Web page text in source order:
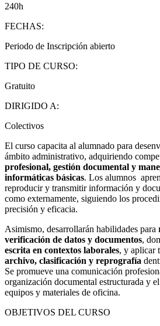
240h
FECHAS:
Periodo de Inscripción abierto
TIPO DE CURSO:
Gratuito
DIRIGIDO A:
Colectivos
El curso capacita al alumnado para
ámbito administrativo, adquiriendo
profesional, gestión documental y
informáticas básicas. Los alumnos
reproducir y transmitir información y
como externamente, siguiendo los
precisión y eficacia.
Asimismo, desarrollarán habilidades para
verificación de datos y documentos,
escrita en contextos laborales, y aplicar
archivo, clasificación y reprografía
Se promueve una comunicación
organización documental estructurada y
equipos y materiales de oficina.
OBJETIVOS DEL CURSO